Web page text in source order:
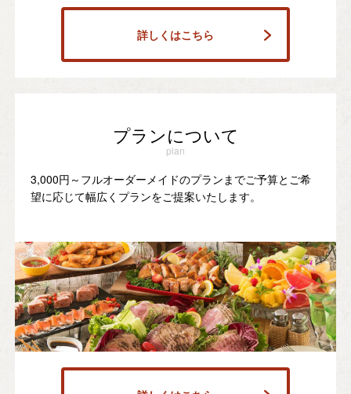
詳しくはこちら
プランについて
plan
3,000円～フルオーダーメイドのプランまでご予算とご希
望に応じて幅広くプランをご提案いたします。